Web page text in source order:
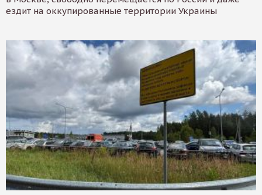
ездит на оккупированные территории Украины